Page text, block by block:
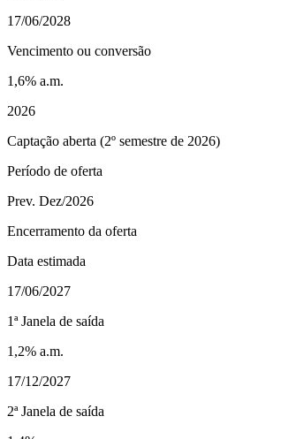
17/06/2028
Vencimento ou conversão
1,6% a.m.
2026
Captação aberta (2º semestre de 2026)
Período de oferta
Prev. Dez/2026
Encerramento da oferta
Data estimada
17/06/2027
1ª Janela de saída
1,2% a.m.
17/12/2027
2ª Janela de saída